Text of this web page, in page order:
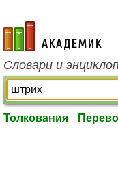
academic.ru
Словари и
Толкования